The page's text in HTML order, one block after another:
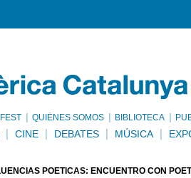
QUIÉNES SOMOS BIBLIOTECA
CINE DEBATES MÚSICA
POÉTICAS: ENCUENTRO CON